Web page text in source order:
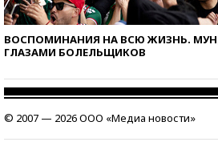
ВОСПОМИНАНИЯ НА ВСЮ ЖИЗНЬ.
ГЛАЗАМИ БОЛЕЛЬЩИКОВ
© 2007 — 2026 ООО «Медиа новости»